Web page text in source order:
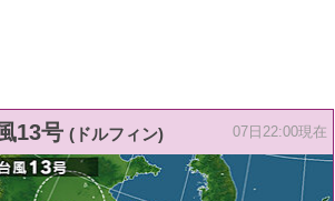
13号 (ドルフィン) 07日22:00現在